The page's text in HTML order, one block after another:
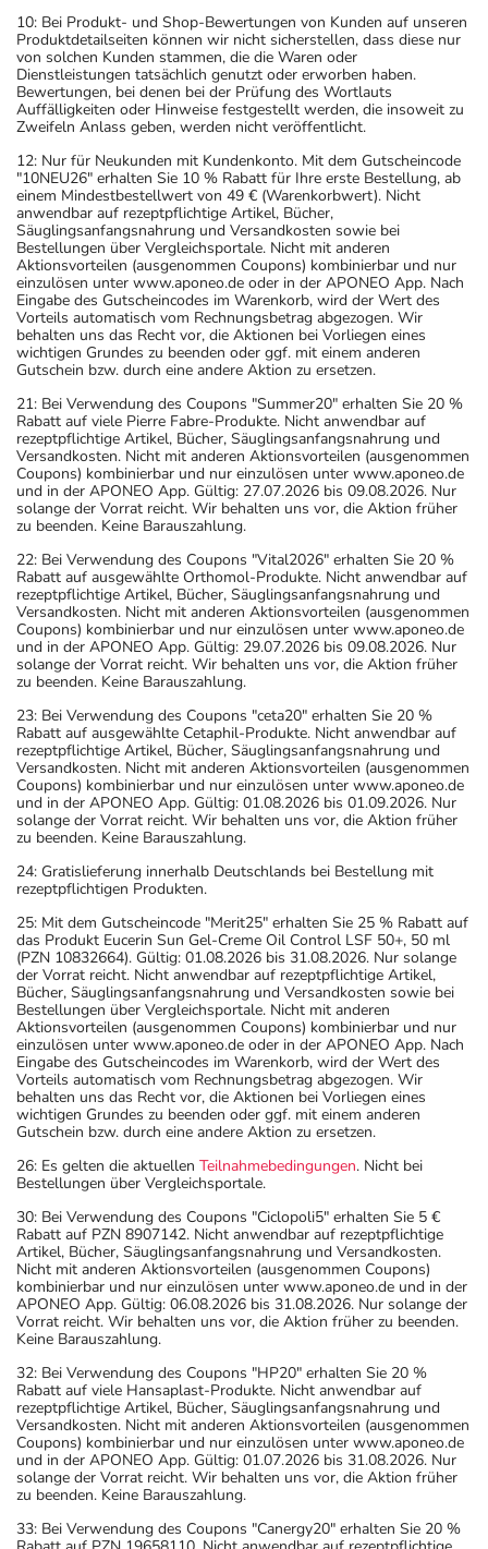
10: Bei Produkt- und Shop-Bewertungen von Kunden auf unseren
Produktdetailseiten können wir nicht sicherstellen, dass diese nur
von solchen Kunden stammen, die die Waren oder
Dienstleistungen tatsächlich genutzt oder erworben haben.
Bewertungen, bei denen bei der Prüfung des Wortlauts
Auffälligkeiten oder Hinweise festgestellt werden, die insoweit zu
Zweifeln Anlass geben, werden nicht veröffentlicht.
12: Nur für Neukunden mit Kundenkonto. Mit dem Gutscheincode
"10NEU26" erhalten Sie 10 % Rabatt für Ihre erste Bestellung, ab
einem Mindestbestellwert von 49 € (Warenkorbwert). Nicht
anwendbar auf rezeptpflichtige Artikel, Bücher,
Säuglingsanfangsnahrung und Versandkosten sowie bei
Bestellungen über Vergleichsportale. Nicht mit anderen
Aktionsvorteilen (ausgenommen Coupons) kombinierbar und nur
einzulösen unter www.aponeo.de oder in der APONEO App. Nach
Eingabe des Gutscheincodes im Warenkorb, wird der Wert des
Vorteils automatisch vom Rechnungsbetrag abgezogen. Wir
behalten uns das Recht vor, die Aktionen bei Vorliegen eines
wichtigen Grundes zu beenden oder ggf. mit einem anderen
Gutschein bzw. durch eine andere Aktion zu ersetzen.
21: Bei Verwendung des Coupons "Summer20" erhalten Sie 20 %
Rabatt auf viele Pierre Fabre-Produkte. Nicht anwendbar auf
rezeptpflichtige Artikel, Bücher, Säuglingsanfangsnahrung und
Versandkosten. Nicht mit anderen Aktionsvorteilen (ausgenommen
Coupons) kombinierbar und nur einzulösen unter www.aponeo.de
und in der APONEO App. Gültig: 27.07.2026 bis 09.08.2026. Nur
solange der Vorrat reicht. Wir behalten uns vor, die Aktion früher
zu beenden. Keine Barauszahlung.
22: Bei Verwendung des Coupons "Vital2026" erhalten Sie 20 %
Rabatt auf ausgewählte Orthomol-Produkte. Nicht anwendbar auf
rezeptpflichtige Artikel, Bücher, Säuglingsanfangsnahrung und
Versandkosten. Nicht mit anderen Aktionsvorteilen (ausgenommen
Coupons) kombinierbar und nur einzulösen unter www.aponeo.de
und in der APONEO App. Gültig: 29.07.2026 bis 09.08.2026. Nur
solange der Vorrat reicht. Wir behalten uns vor, die Aktion früher
zu beenden. Keine Barauszahlung.
23: Bei Verwendung des Coupons "ceta20" erhalten Sie 20 %
Rabatt auf ausgewählte Cetaphil-Produkte. Nicht anwendbar auf
rezeptpflichtige Artikel, Bücher, Säuglingsanfangsnahrung und
Versandkosten. Nicht mit anderen Aktionsvorteilen (ausgenommen
Coupons) kombinierbar und nur einzulösen unter www.aponeo.de
und in der APONEO App. Gültig: 01.08.2026 bis 01.09.2026. Nur
solange der Vorrat reicht. Wir behalten uns vor, die Aktion früher
zu beenden. Keine Barauszahlung.
24: Gratislieferung innerhalb Deutschlands bei Bestellung mit
rezeptpflichtigen Produkten.
25: Mit dem Gutscheincode "Merit25" erhalten Sie 25 % Rabatt auf
das Produkt Eucerin Sun Gel-Creme Oil Control LSF 50+, 50 ml
(PZN 10832664). Gültig: 01.08.2026 bis 31.08.2026. Nur solange
der Vorrat reicht. Nicht anwendbar auf rezeptpflichtige Artikel,
Bücher, Säuglingsanfangsnahrung und Versandkosten sowie bei
Bestellungen über Vergleichsportale. Nicht mit anderen
Aktionsvorteilen (ausgenommen Coupons) kombinierbar und nur
einzulösen unter www.aponeo.de oder in der APONEO App. Nach
Eingabe des Gutscheincodes im Warenkorb, wird der Wert des
Vorteils automatisch vom Rechnungsbetrag abgezogen. Wir
behalten uns das Recht vor, die Aktionen bei Vorliegen eines
wichtigen Grundes zu beenden oder ggf. mit einem anderen
Gutschein bzw. durch eine andere Aktion zu ersetzen.
26: Es gelten die aktuellen Teilnahmebedingungen. Nicht bei
Bestellungen über Vergleichsportale.
30: Bei Verwendung des Coupons "Ciclopoli5" erhalten Sie 5 €
Rabatt auf PZN 8907142. Nicht anwendbar auf rezeptpflichtige
Artikel, Bücher, Säuglingsanfangsnahrung und Versandkosten.
Nicht mit anderen Aktionsvorteilen (ausgenommen Coupons)
kombinierbar und nur einzulösen unter www.aponeo.de und in der
APONEO App. Gültig: 06.08.2026 bis 31.08.2026. Nur solange der
Vorrat reicht. Wir behalten uns vor, die Aktion früher zu beenden.
Keine Barauszahlung.
32: Bei Verwendung des Coupons "HP20" erhalten Sie 20 %
Rabatt auf viele Hansaplast-Produkte. Nicht anwendbar auf
rezeptpflichtige Artikel, Bücher, Säuglingsanfangsnahrung und
Versandkosten. Nicht mit anderen Aktionsvorteilen (ausgenommen
Coupons) kombinierbar und nur einzulösen unter www.aponeo.de
und in der APONEO App. Gültig: 01.07.2026 bis 31.08.2026. Nur
solange der Vorrat reicht. Wir behalten uns vor, die Aktion früher
zu beenden. Keine Barauszahlung.
33: Bei Verwendung des Coupons "Canergy20" erhalten Sie 20 %